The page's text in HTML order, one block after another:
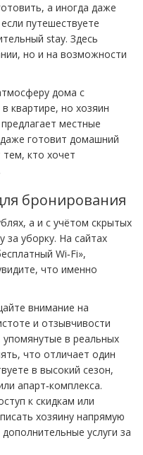
а иногда даже
путешествуете
stay. Здесь
но и на возможности
дома с
квартире, но хозяин
местные
готовит домашний
тем, кто хочет
бронирования
а и с учётом скрытых
за уборку. На сайтах
Wi‑Fi»,
что именно
внимание на
и отзывчивости
в реальных
что отличает один
в высокий сезон,
апарт‑комплекса.
к скидкам или
хозяину напрямую
услуги за